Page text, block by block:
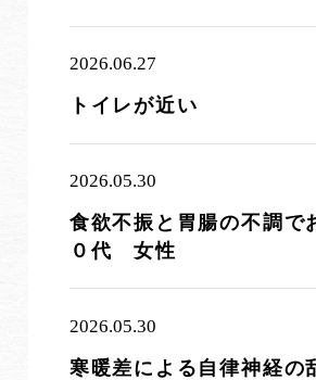
2026.06.27
トイレが近い
2026.05.30
食欲不振と胃腸の不調で
０代 女性
2026.05.30
寒暖差による自律神経の